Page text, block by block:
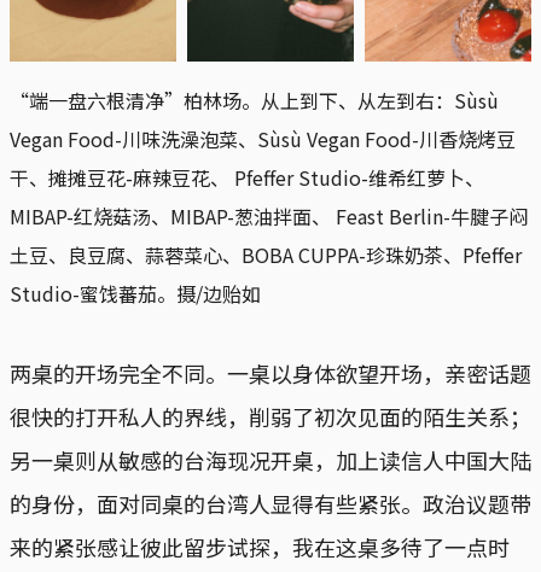
“端一盘六根清净”柏林场。从上到下、从左到右：Sùsù
Vegan Food-川味洗澡泡菜、Sùsù Vegan Food-川香烧烤豆
干、摊摊豆花-麻辣豆花、 Pfeffer Studio-维希红萝卜、
MIBAP-红烧菇汤、MIBAP-葱油拌面、 Feast Berlin-牛腱子闷
土豆、良豆腐、蒜蓉菜心、BOBA CUPPA-珍珠奶茶、Pfeffer
Studio-蜜饯蕃茄。摄/边贻如
两桌的开场完全不同。一桌以身体欲望开场，亲密话题
很快的打开私人的界线，削弱了初次见面的陌生关系；
另一桌则从敏感的台海现况开桌，加上读信人中国大陆
的身份，面对同桌的台湾人显得有些紧张。政治议题带
来的紧张感让彼此留步试探，我在这桌多待了一点时